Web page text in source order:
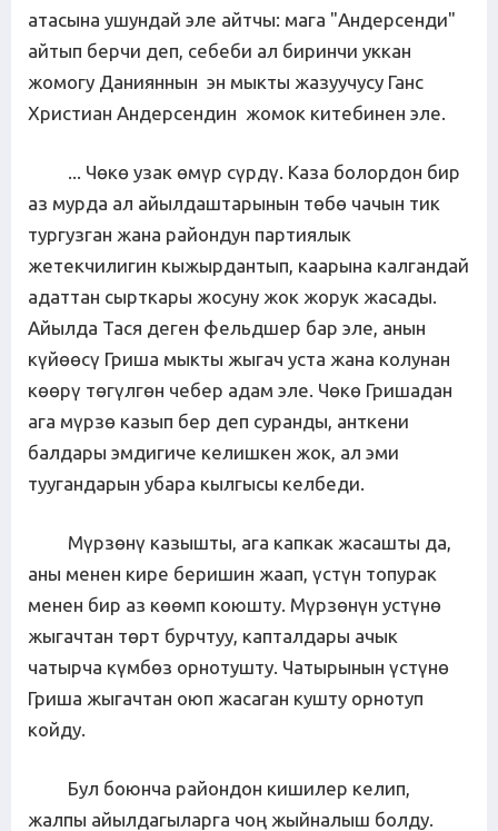
атасына ушундай эле айтчы: мага "Андерсенди"
айтып берчи деп, себеби ал биринчи уккан
жомогу Данияннын эн мыкты жазуучусу Ганс
Христиан Андерсендин жомок китебинен эле.
... Чөкө узак өмүр сүрдү. Каза болордон бир
аз мурда ал айылдаштарынын төбө чачын тик
тургузган жана райондун партиялык
жетекчилигин кыжырдантып, каарына калгандай
адаттан сырткары жосуну жок жорук жасады.
Айылда Тася деген фельдшер бар эле, анын
күйөөсү Гриша мыкты жыгач уста жана колунан
көөрү төгүлгөн чебер адам эле. Чөкө Гришадан
ага мүрзө казып бер деп суранды, анткени
балдары эмдигиче келишкен жок, ал эми
туугандарын убара кылгысы келбеди.
Мүрзөнү казышты, ага капкак жасашты да,
аны менен кире беришин жаап, үстүн топурак
менен бир аз көөмп коюшту. Мүрзөнүн устүнө
жыгачтан төрт бурчтуу, капталдары ачык
чатырча күмбөз орнотушту. Чатырынын үстүнө
Гриша жыгачтан оюп жасаган кушту орнотуп
койду.
Бул боюнча райондон кишилер келип,
жалпы айылдагыларга чоң жыйналыш болду.